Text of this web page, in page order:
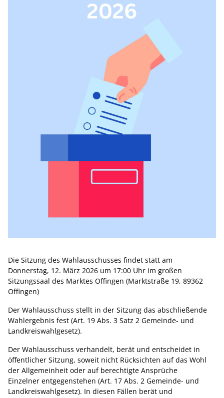
Die Sitzung des Wahlausschusses findet statt am
Donnerstag, 12. März 2026 um 17:00 Uhr im großen
Sitzungssaal des Marktes Offingen (Marktstraße 19, 89362
Offingen)
Der Wahlausschuss stellt in der Sitzung das abschließende
Wahlergebnis fest (Art. 19 Abs. 3 Satz 2 Gemeinde- und
Landkreiswahlgesetz).
Der Wahlausschuss verhandelt, berät und entscheidet in
öffentlicher Sitzung, soweit nicht Rücksichten auf das Wohl
der Allgemeinheit oder auf berechtigte Ansprüche
Einzelner entgegenstehen (Art. 17 Abs. 2 Gemeinde- und
Landkreiswahlgesetz). In diesen Fällen berät und